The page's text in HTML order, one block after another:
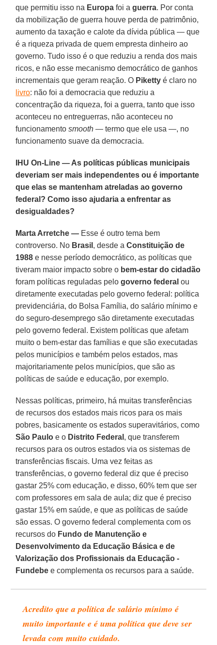
que permitiu isso na Europa foi aguerra. Por conta
da mobilização de guerra houve perda de patrimônio,
aumento da taxação e calote da dívida pública — que
é a riqueza privada de quem empresta dinheiro ao
governo. Tudo isso é o que reduziu a renda dos mais
ricos, e não esse mecanismo democrático de ganhos
incrementais que geram reação. O Piketty é claro no
livro: não foi a democracia que reduziu a
concentração da riqueza, foi a guerra, tanto que isso
aconteceu no entreguerras, não aconteceu no
funcionamentosmooth — termo que ele usa —, no
funcionamento suave da democracia.
IHU On-Line — As políticas públicas municipais
deveriam ser mais independentes ou é importante
que elas se mantenham atreladas ao governo
federal? Como isso ajudaria a enfrentar as
desigualdades?
Marta Arretche — Esse é outro tema bem
controverso. No Brasil , desde aConstituição de
1988 e nesse período democrático, as políticas que
tiveram maior impacto sobre o bem-estar do cidadão
foram políticas reguladas pelogoverno federal ou
diretamente executadas pelo governo federal: política
previdenciária, do Bolsa Família, do salário mínimo e
do seguro-desemprego são diretamente executadas
pelo governo federal. Existem políticas que afetam
muito o bem-estar das famílias e que são executadas
pelos municípios e também pelos estados, mas
majoritariamente pelos municípios, que são as
políticas de saúde e educação, por exemplo.
Nessas políticas, primeiro, há muitas transferências
de recursos dos estados mais ricos para os mais
pobres, basicamente os estados superavitários, como
São Paulo e o Distrito Federal , que transferem
recursos para os outros estados via os sistemas de
transferências fiscais. Uma vez feitas as
transferências, o governo federal diz que é preciso
gastar 25% com educação, e disso, 60% tem que ser
com professores em sala de aula; diz que é preciso
gastar 15% em saúde, e que as políticas de saúde
são essas. O governo federal complementa com os
recursos do Fundo de Manutenção e
Desenvolvimento da Educação Básica e de
Valorização dos Profissionais da Educação -
Fundebe e complementa os recursos para a saúde.
Acredito que a política de salário mínimo é
muito importante e é uma política que deve ser
levada com muito cuidado.